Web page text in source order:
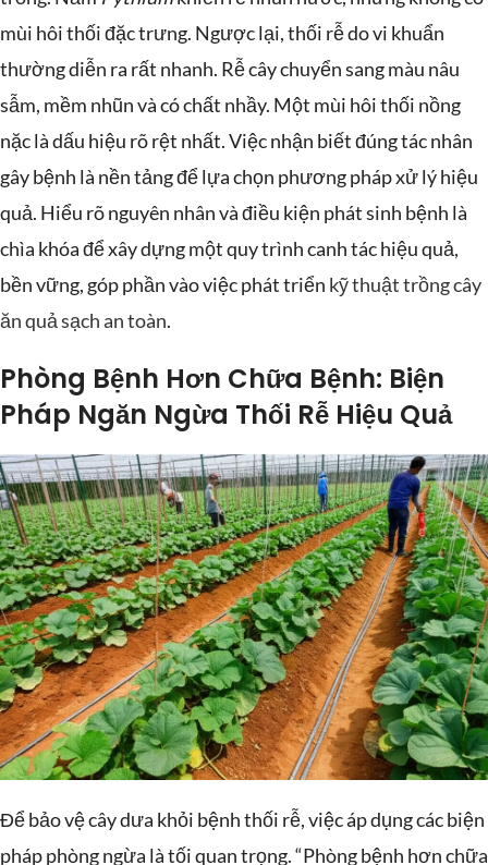
mùi hôi thối đặc trưng. Ngược lại, thối rễ do vi khuẩn
thường diễn ra rất nhanh. Rễ cây chuyển sang màu nâu
sẫm, mềm nhũn và có chất nhầy. Một mùi hôi thối nồng
nặc là dấu hiệu rõ rệt nhất. Việc nhận biết đúng tác nhân
gây bệnh là nền tảng để lựa chọn phương pháp xử lý hiệu
quả. Hiểu rõ nguyên nhân và điều kiện phát sinh bệnh là
chìa khóa để xây dựng một quy trình canh tác hiệu quả,
bền vững, góp phần vào việc phát triển kỹ thuật trồng cây
ăn quả sạch an toàn.
Phòng Bệnh Hơn Chữa Bệnh: Biện
Pháp Ngăn Ngừa Thối Rễ Hiệu Quả
Để bảo vệ cây dưa khỏi bệnh thối rễ, việc áp dụng các biện
pháp phòng ngừa là tối quan trọng. “Phòng bệnh hơn chữa